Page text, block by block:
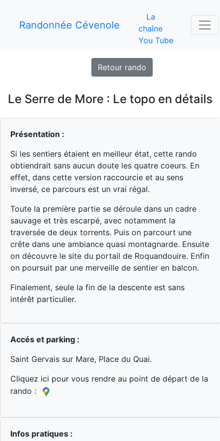
Randonnée Cévenole
La
chaîne
You Tube
Retour rando
Le Serre de More : Le topo en détails
Présentation :
Si les sentiers étaient en meilleur état, cette rando
obtiendrait sans aucun doute les quatre coeurs. En
effet, dans cette version raccourcie et au sens
inversé, ce parcours est un vrai régal.
Toute la première partie se déroule dans un cadre
sauvage et très escarpé, avec notamment la
traversée de deux torrents. Puis on parcourt une
crête dans une ambiance quasi montagnarde. Ensuite
on découvre le site du portail de Roquandouire. Enfin
on poursuit par une merveille de sentier en balcon.
Finalement, seule la fin de la descente est sans
intérêt particulier.
Accés et parking :
Saint Gervais sur Mare, Place du Quai.
Cliquez ici pour vous rendre au point de départ de la
rando :
Infos pratiques :